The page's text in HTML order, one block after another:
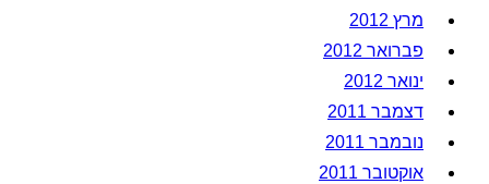
מרץ 2012
פברואר 2012
ינואר 2012
דצמבר 2011
נובמבר 2011
אוקטובר 2011